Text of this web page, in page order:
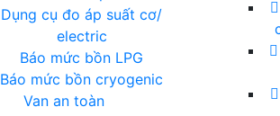
Dụng cụ đo áp suất cơ/
electric
Báo mức bồn LPG
Báo mức bồn cryogenic
Van an toàn